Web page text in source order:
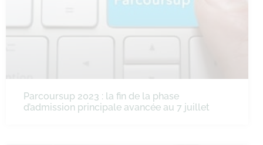
Parcoursup 2023 : la fin de la phase
d’admission principale avancée au 7 juillet